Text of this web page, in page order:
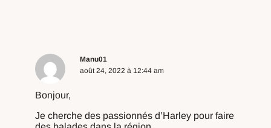
Manu01
août 24, 2022 à 12:44 am
Bonjour,
Je cherche des passionnés d’Harley pour faire